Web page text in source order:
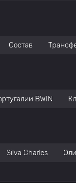
Состав
BWIN
Silva Charles